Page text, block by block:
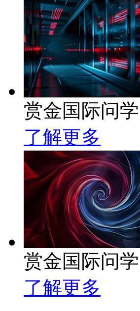
赏金国际问
了解更多
赏金国际问
了解更多